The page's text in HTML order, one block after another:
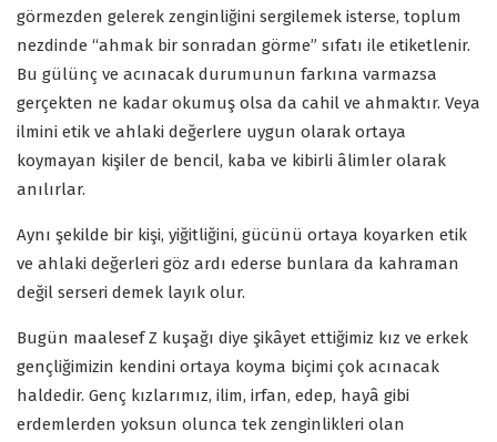
görmezden gelerek zenginliğini sergilemek isterse, toplum
nezdinde “ahmak bir sonradan görme” sıfatı ile etiketlenir.
Bu gülünç ve acınacak durumunun farkına varmazsa
gerçekten ne kadar okumuş olsa da cahil ve ahmaktır. Veya
ilmini etik ve ahlaki değerlere uygun olarak ortaya
koymayan kişiler de bencil, kaba ve kibirli âlimler olarak
anılırlar.
Aynı şekilde bir kişi, yiğitliğini, gücünü ortaya koyarken etik
ve ahlaki değerleri göz ardı ederse bunlara da kahraman
değil serseri demek layık olur.
Bugün maalesef Z kuşağı diye şikâyet ettiğimiz kız ve erkek
gençliğimizin kendini ortaya koyma biçimi çok acınacak
haldedir. Genç kızlarımız, ilim, irfan, edep, hayâ gibi
erdemlerden yoksun olunca tek zenginlikleri olan